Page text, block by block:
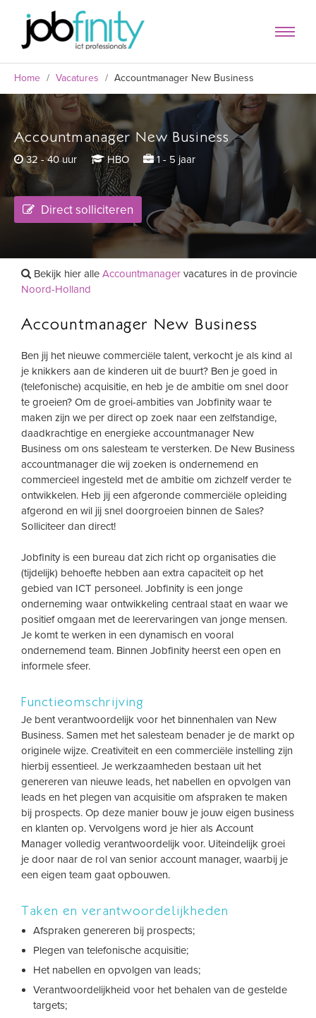
Home / Vacatures / Accountmanager New Business
formulier
Accountmanager New Business
32 - 40 uur HBO 1 - 5 jaar
Direct solliciteren
Bekijk hier alle Accountmanager vacatures in de provincie
Noord-Holland
Accountmanager New Business
Ben jij het nieuwe commerciële talent, verkocht je als kind al
je knikkers aan de kinderen uit de buurt? Ben je goed in
(telefonische) acquisitie, en heb je de ambitie om snel door
te groeien? Om de groei-ambities van Jobfinity waar te
maken zijn we per direct op zoek naar een zelfstandige,
daadkrachtige en energieke accountmanager New
Business om ons salesteam te versterken. De New Business
accountmanager die wij zoeken is ondernemend en
commercieel ingesteld met de ambitie om zichzelf verder te
ontwikkelen. Heb jij een afgeronde commerciële opleiding
afgerond en wil jij snel doorgroeien binnen de Sales?
Solliciteer dan direct!
Jobfinity is een bureau dat zich richt op organisaties die
(tijdelijk) behoefte hebben aan extra capaciteit op het
gebied van ICT personeel. Jobfinity is een jonge
onderneming waar ontwikkeling centraal staat en waar we
positief omgaan met de leerervaringen van jonge mensen.
Je komt te werken in een dynamisch en vooral
ondernemend team. Binnen Jobfinity heerst een open en
informele sfeer.
Functieomschrijving
Je bent verantwoordelijk voor het binnenhalen van New
Business. Samen met het salesteam benader je de markt op
originele wijze. Creativiteit en een commerciële instelling zijn
hierbij essentieel. Je werkzaamheden bestaan uit het
genereren van nieuwe leads, het nabellen en opvolgen van
leads en het plegen van acquisitie om afspraken te maken
bij prospects. Op deze manier bouw je jouw eigen business
en klanten op. Vervolgens word je hier als Account
Manager volledig verantwoordelijk voor. Uiteindelijk groei
je door naar de rol van senior account manager, waarbij je
een eigen team gaat opbouwen.
Taken en verantwoordelijkheden
Afspraken genereren bij prospects;
Plegen van telefonische acquisitie;
Het nabellen en opvolgen van leads;
Verantwoordelijkheid voor het behalen van de gestelde
targets;